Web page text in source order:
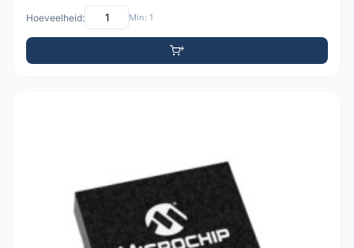
Hoeveelheid: Min: 1